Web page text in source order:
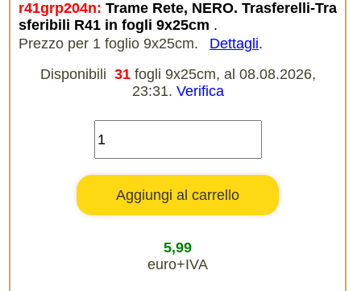
r41grp204n: Trame Rete, NERO. Trasferelli-Tra
sferibili R41 in fogli 9x25cm .
Prezzo per 1 foglio 9x25cm.
Dettagli.
Disponibili 31 fogli 9x25cm, al 08.08.2026,
23:31. Verifica
5,99
euro+IVA